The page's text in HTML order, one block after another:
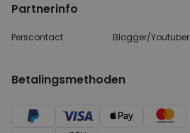
Partnerinfo
Perscontact Blogger/Youtuber
Betalingsmethoden